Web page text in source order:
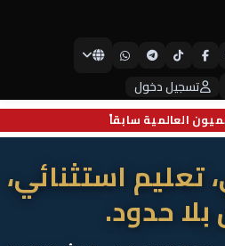
العالمية سابقاً
تسجيل دخول
عالمية.. ومنصة
التميز